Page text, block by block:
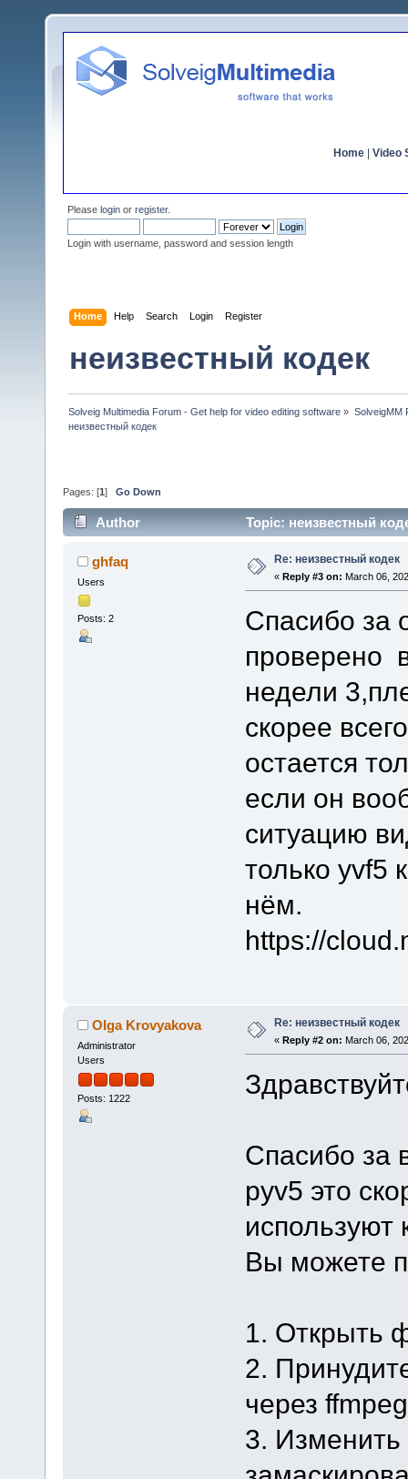
Home Video
Please login or register.
Login with username, password and session length
Home Help Search Login Register
неизвестный кодек
Solveig Multimedia Forum - Get help for video editing software » SolveigMM
неизвестный кодек
Pages: [1 ] Go Down
Author Topic: неизвестный
ghfaq
Users
Posts: 2
Re: неизвестный кодек
« Reply #3 on: March 06,
Спасибо за
проверено
недели
скорее
остается
если он
ситуацию
только yvf5
нём.
https://
Olga Krovyakova
Administrator
Users
Posts: 1222
Re: неизвестный кодек
« Reply #2 on: March 06,
Спасибо за
pyv5 это
Вы можете
1. Открыть
2.
через ffmpeg
3. Изменить